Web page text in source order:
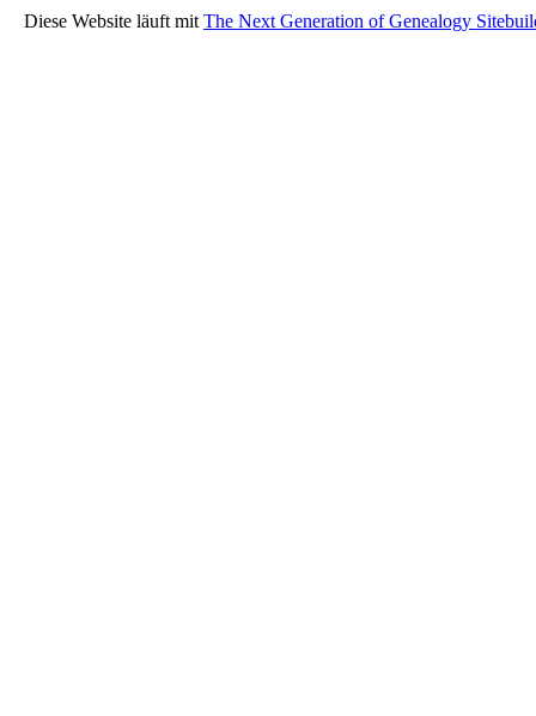
Diese Website läuft mit The Next Generation of Genealogy